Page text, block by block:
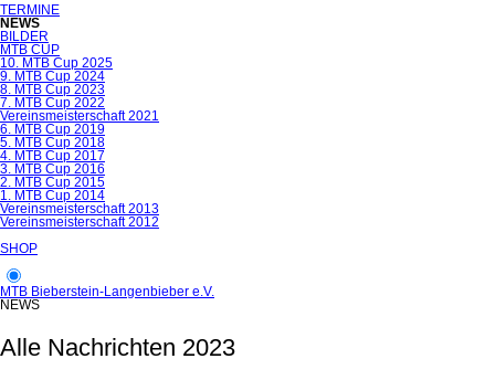
TERMINE
NEWS
BILDER
MTB CUP
10. MTB Cup 2025
9. MTB Cup 2024
8. MTB Cup 2023
7. MTB Cup 2022
Vereinsmeisterschaft 2021
6. MTB Cup 2019
5. MTB Cup 2018
4. MTB Cup 2017
3. MTB Cup 2016
2. MTB Cup 2015
1. MTB Cup 2014
Vereinsmeisterschaft 2013
Vereinsmeisterschaft 2012
SHOP
MTB Bieberstein-Langenbieber e.V.
NEWS
Alle Nachrichten 2023